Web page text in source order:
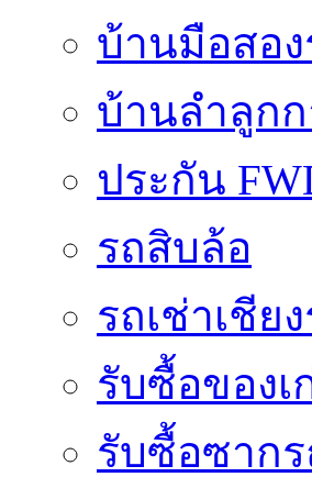
บ้านมือสอ
บ้านลำลูกก
ประกัน
รถสิบล้อ
รถเช่าเชีย
รับซื้อของเ
รับซื้อซากร